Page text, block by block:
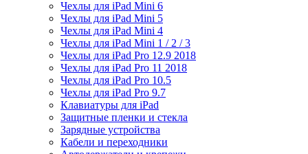
Чехлы для iPad Mini 6
Чехлы для iPad Mini 5
Чехлы для iPad Mini 4
Чехлы для iPad Mini 1 / 2 / 3
Чехлы для iPad Pro 12.9 2018
Чехлы для iPad Pro 11 2018
Чехлы для iPad Pro 10.5
Чехлы для iPad Pro 9.7
Клавиатуры для iPad
Защитные пленки и стекла
Зарядные устройства
Кабели и переходники